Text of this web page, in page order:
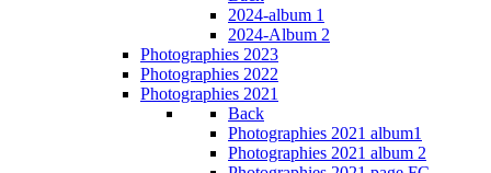
2024-album 1
2024-Album 2
Photographies 2023
Photographies 2022
Photographies 2021
Back
Photographies 2021 album1
Photographies 2021 album 2